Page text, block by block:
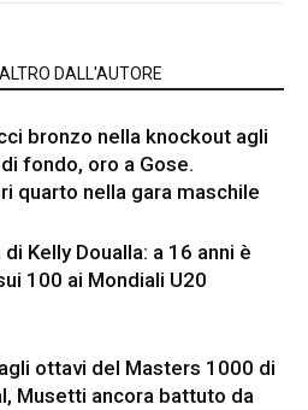
ALTRO DALL'AUTORE
bronzo nella knockout agli
fondo, oro a Gose.
quarto nella gara maschile
Kelly Doualla: a 16 anni è
100 ai Mondiali U20
ottavi del Masters 1000 di
Musetti ancora battuto da